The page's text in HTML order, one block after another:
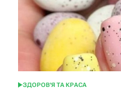
ОПУБЛІКУВАТИ
ЗДОРОВ'Я ТА КРАСА